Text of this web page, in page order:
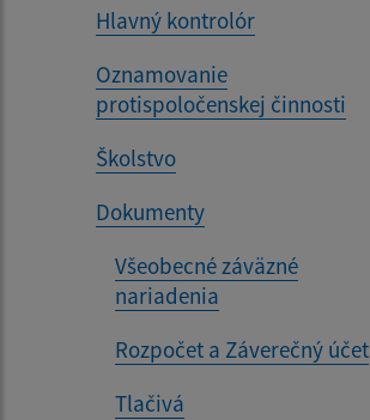
Hlavný kontrolór
Oznamovanie
protispoločenskej činnosti
Školstvo
Dokumenty
Všeobecné záväzné
nariadenia
Rozpočet a Záverečný účet
Tlačivá